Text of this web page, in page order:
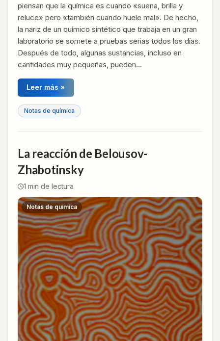
piensan que la química es cuando «suena, brilla y
reluce» pero «también cuando huele mal». De hecho,
la nariz de un químico sintético que trabaja en un gran
laboratorio se somete a pruebas serias todos los días.
Después de todo, algunas sustancias, incluso en
cantidades muy pequeñas, pueden…
Leer más »
Notas de química
La reacción de Belousov-
Zhabotinsky
1 min de lectura
Notas de química